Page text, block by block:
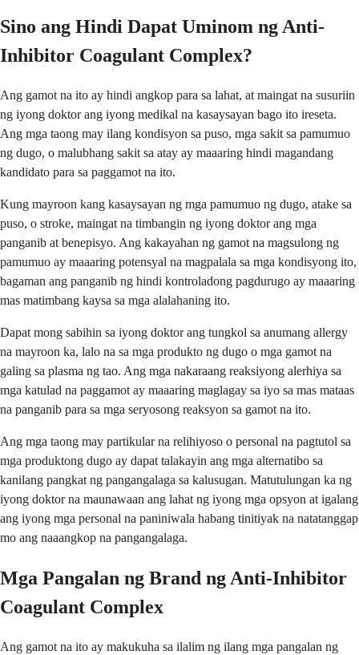
Sino ang Hindi Dapat Uminom ng Anti-
Inhibitor Coagulant Complex?
Ang gamot na ito ay hindi angkop para sa lahat, at maingat na susuriin
ng iyong doktor ang iyong medikal na kasaysayan bago ito ireseta.
Ang mga taong may ilang kondisyon sa puso, mga sakit sa pamumuo
ng dugo, o malubhang sakit sa atay ay maaaring hindi magandang
kandidato para sa paggamot na ito.
Kung mayroon kang kasaysayan ng mga pamumuo ng dugo, atake sa
puso, o stroke, maingat na timbangin ng iyong doktor ang mga
panganib at benepisyo. Ang kakayahan ng gamot na magsulong ng
pamumuo ay maaaring potensyal na magpalala sa mga kondisyong ito,
bagaman ang panganib ng hindi kontroladong pagdurugo ay maaaring
mas matimbang kaysa sa mga alalahaning ito.
Dapat mong sabihin sa iyong doktor ang tungkol sa anumang allergy
na mayroon ka, lalo na sa mga produkto ng dugo o mga gamot na
galing sa plasma ng tao. Ang mga nakaraang reaksiyong alerhiya sa
mga katulad na paggamot ay maaaring maglagay sa iyo sa mas mataas
na panganib para sa mga seryosong reaksyon sa gamot na ito.
Ang mga taong may partikular na relihiyoso o personal na pagtutol sa
mga produktong dugo ay dapat talakayin ang mga alternatibo sa
kanilang pangkat ng pangangalaga sa kalusugan. Matutulungan ka ng
iyong doktor na maunawaan ang lahat ng iyong mga opsyon at igalang
ang iyong mga personal na paniniwala habang tinitiyak na natatanggap
mo ang naaangkop na pangangalaga.
Mga Pangalan ng Brand ng Anti-Inhibitor
Coagulant Complex
Ang gamot na ito ay makukuha sa ilalim ng ilang mga pangalan ng